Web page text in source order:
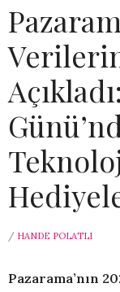
/ HANDE POLATLI
Pazarama’nın